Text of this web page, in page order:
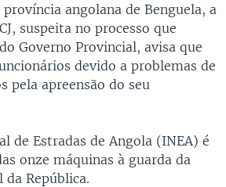
angolana de Benguela, a
suspeita no processo que
Governo Provincial, avisa que
devido a problemas de
pela apreensão do seu
de Estradas de Angola (INEA) é
onze máquinas à guarda da
República.